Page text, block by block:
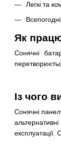
Легкі та
Всепогодні
Як
Сонячні
Із чого
Сонячні